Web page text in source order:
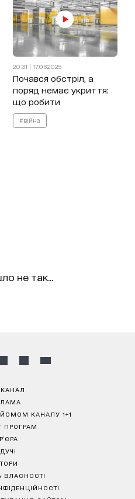
20:31 | 17.06.2025
Почався обстріл, а
поряд немає укриття:
що робити
#війна
не так...
КАНАЛУ 1+1
ПРОГРАМ
ВЛАСНОСТІ